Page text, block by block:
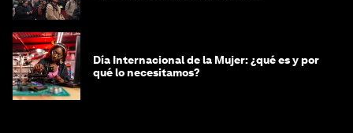
Día Internacional de la Mujer: ¿qué es y por
qué lo necesitamos?